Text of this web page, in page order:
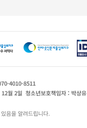
4010-8511
월 2일 청소년보호책임자 : 박상유
음을 알려드립니다.